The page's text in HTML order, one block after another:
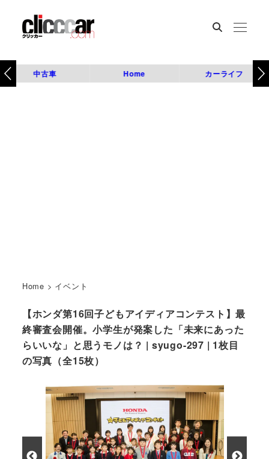
中古車 Home カーライフ
Home > イベント
【ホンダ第16回子どもアイディアコンテスト】最
終審査会開催。小学生が発案した「未来にあった
らいいな」と思うモノは？ | syugo-297 | 1枚目
の写真（全15枚）